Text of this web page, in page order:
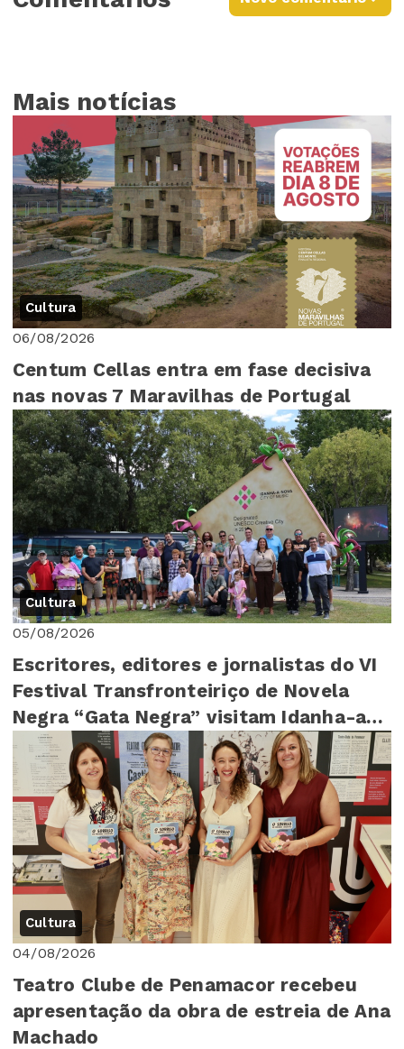
Mais notícias
Cultura
06/08/2026
Centum Cellas entra em fase decisiva
nas novas 7 Maravilhas de Portugal
Cultura
05/08/2026
Escritores, editores e jornalistas do VI
Festival Transfronteiriço de Novela
Negra “Gata Negra” visitam Idanha-a-
Nova
Cultura
04/08/2026
Teatro Clube de Penamacor recebeu
apresentação da obra de estreia de Ana
Machado